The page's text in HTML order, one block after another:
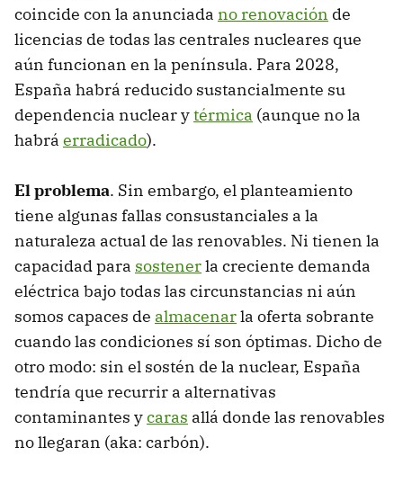
coincide con la anunciada no renovación de
licencias de todas las centrales nucleares que
aún funcionan en la península. Para 2028,
España habrá reducido sustancialmente su
dependencia nuclear ytérmica (aunque no la
habrá erradicado).
El problema. Sin embargo, el planteamiento
tiene algunas fallas consustanciales a la
naturaleza actual de las renovables. Ni tienen la
capacidad para sostenerla creciente demanda
eléctrica bajo todas las circunstancias ni aún
somos capaces de almacenarla oferta sobrante
cuando las condiciones sí son óptimas. Dicho de
otro modo: sin el sostén de la nuclear, España
tendría que recurrir a alternativas
contaminantes ycaras allá donde las renovables
no llegaran (aka: carbón).